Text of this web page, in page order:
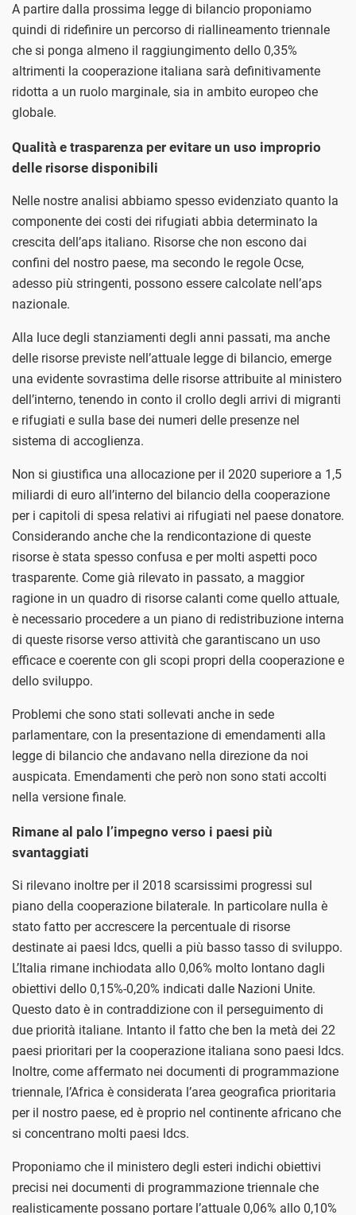
A partire dalla prossima legge di bilancio proponiamo
quindi di ridefinire un percorso di riallineamento triennale
che si ponga almeno il raggiungimento dello 0,35%
altrimenti la cooperazione italiana sarà definitivamente
ridotta a un ruolo marginale, sia in ambito europeo che
globale.
Qualità e trasparenza per evitare un uso improprio
delle risorse disponibili
Nelle nostre analisi abbiamo spesso evidenziato quanto la
componente dei costi dei rifugiati abbia determinato la
crescita dell’aps italiano. Risorse che non escono dai
confini del nostro paese, ma secondo le regole Ocse,
adesso più stringenti, possono essere calcolate nell’aps
nazionale.
Alla luce degli stanziamenti degli anni passati, ma anche
delle risorse previste nell’attuale legge di bilancio, emerge
una evidente sovrastima delle risorse attribuite al ministero
dell’interno, tenendo in conto il crollo degli arrivi di migranti
e rifugiati e sulla base dei numeri delle presenze nel
sistema di accoglienza.
Non si giustifica una allocazione per il 2020 superiore a 1,5
miliardi di euro all’interno del bilancio della cooperazione
per i capitoli di spesa relativi ai rifugiati nel paese donatore.
Considerando anche che la rendicontazione di queste
risorse è stata spesso confusa e per molti aspetti poco
trasparente. Come già rilevato in passato, a maggior
ragione in un quadro di risorse calanti come quello attuale,
è necessario procedere a un piano di redistribuzione interna
di queste risorse verso attività che garantiscano un uso
efficace e coerente con gli scopi propri della cooperazione e
dello sviluppo.
Problemi che sono stati sollevati anche in sede
parlamentare, con la presentazione di emendamenti alla
legge di bilancio che andavano nella direzione da noi
auspicata. Emendamenti che però non sono stati accolti
nella versione finale.
Rimane al palo l’impegno verso i paesi più
svantaggiati
Si rilevano inoltre per il 2018 scarsissimi progressi sul
piano della cooperazione bilaterale. In particolare nulla è
stato fatto per accrescere la percentuale di risorse
destinate ai paesi ldcs, quelli a più basso tasso di sviluppo.
L’Italia rimane inchiodata allo 0,06% molto lontano dagli
obiettivi dello 0,15%-0,20% indicati dalle Nazioni Unite.
Questo dato è in contraddizione con il perseguimento di
due priorità italiane. Intanto il fatto che ben la metà dei 22
paesi prioritari per la cooperazione italiana sono paesi ldcs.
Inoltre, come affermato nei documenti di programmazione
triennale, l’Africa è considerata l’area geografica prioritaria
per il nostro paese, ed è proprio nel continente africano che
si concentrano molti paesi ldcs.
Proponiamo che il ministero degli esteri indichi obiettivi
precisi nei documenti di programmazione triennale che
realisticamente possano portare l’attuale 0,06% allo 0,10%